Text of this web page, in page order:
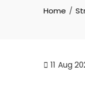
Home
11 Aug